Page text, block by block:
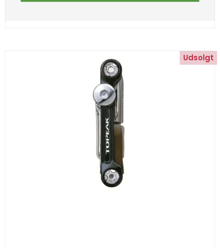
Udsolgt